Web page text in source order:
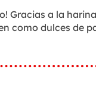
Gracias a la
como dulces de